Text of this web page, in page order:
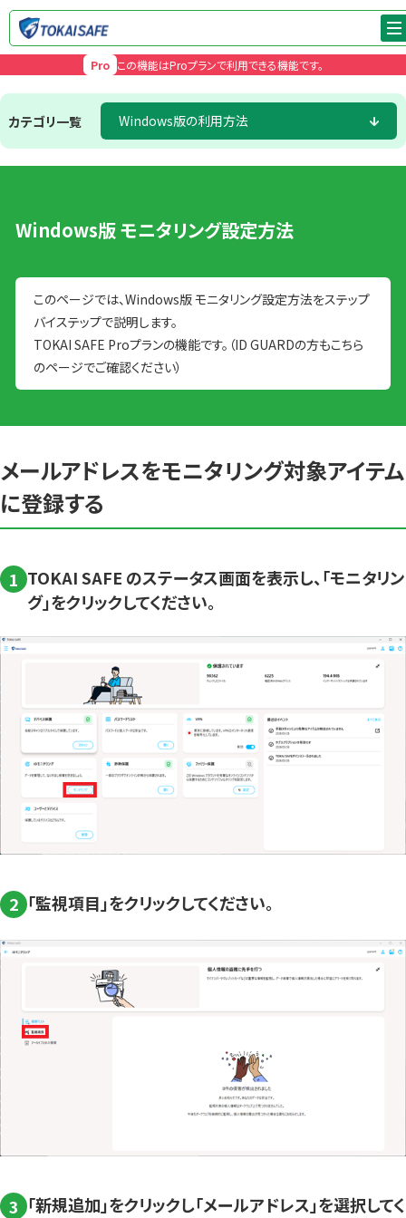
Pro この機能はProプランで利用できる機能です。
カテゴリ一覧 Windows版の利用方法
Windows版 モニタリング設定方法
このページでは、Windows版 モニタリング設定方法をステップ
バイステップで説明します。
TOKAI SAFE Proプランの機能です。（ID GUARDの方もこちら
のページでご確認ください）
メールアドレスをモニタリング対象アイテム
に登録する
1 TOKAI SAFE のステータス画面を表示し、「モニタリン
グ」をクリックしてください。
2 「監視項目」をクリックしてください。
3 「新規追加」をクリックし「メールアドレス」を選択してく